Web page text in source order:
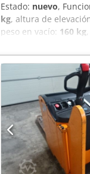
Estado: nuevo,
kg, altura de
peso en vacío: 160 kg
Csdezr Ardepfx
las piezas de acero,
goma maciza gris, no
rodillos individuales
cerrados en acero
Superficie decapada.